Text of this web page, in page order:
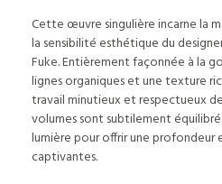
Cette œuvre singulière incarne la
la sensibilité esthétique du
Fuke. Entièrement façonnée à la
lignes organiques et une texture
travail minutieux et respectueux
volumes sont subtilement
lumière pour offrir une profondeur
captivantes.